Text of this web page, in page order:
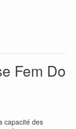
Fem Do
capacité des